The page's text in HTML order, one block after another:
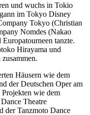
und wuchs in Tokio
im Tokyo Disney
Tokyo (Christian
Nomdes (Nakao
tanzte.
Hirayama und
Häusern wie dem
der Deutschen Oper am
wie dem
Theatre
der Tanzmoto Dance